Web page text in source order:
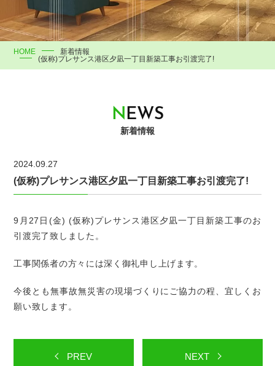
HOME
新着情報
(仮称)プレサンス港区夕凪一丁目新築工事お引渡完了!
NEWS
新着情報
2024.09.27
(仮称)プレサンス港区夕凪一丁目新築工事お引渡完了!
9月27日(金) (仮称)プレサンス港区夕凪一丁目新築工事のお
引渡完了致しました。
工事関係者の方々には深く御礼申し上げます。
今後とも無事故無災害の現場づくりにご協力の程、宜しくお
願い致します。
PREV NEXT